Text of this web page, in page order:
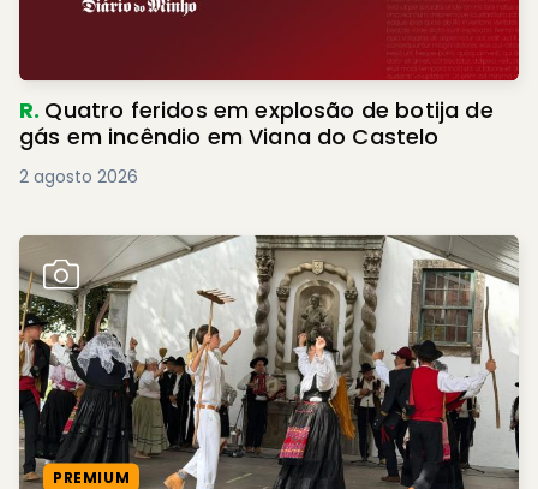
R. Quatro feridos em explosão de botija de
gás em incêndio em Viana do Castelo
2 agosto 2026
PREMIUM